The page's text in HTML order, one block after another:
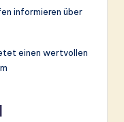
informieren über
einen wertvollen